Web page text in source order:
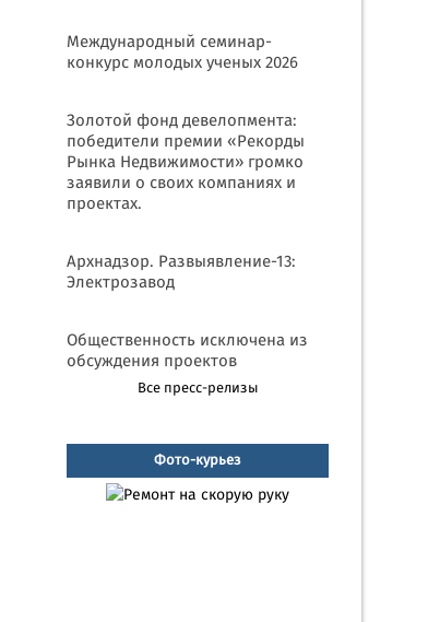
Международный семинар-
конкурс молодых ученых 2026
Золотой фонд девелопмента:
победители премии «Рекорды
Рынка Недвижимости» громко
заявили о своих компаниях и
проектах.
Архнадзор. Развыявление-13:
Электрозавод
Общественность исключена из
обсуждения проектов
Все пресс-релизы
Фото-курьез